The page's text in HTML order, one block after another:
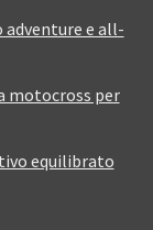
adventure e all-
motocross per
equilibrato